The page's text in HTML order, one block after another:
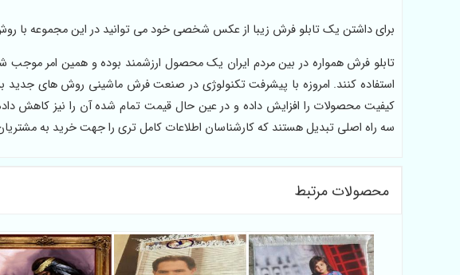
برای داشتن یک تابلو فرش زیبا از عکس شخصی خود می توانید در این مجموعه با
تابلو فرش همواره در بین مردم ایران یک محصول ارزشمند بوده و همین امر موجب
استفاده کنند. امروزه با پیشرفت تکنولوژی در صنعت فرش ماشینی روش های جدید
کیفیت محصولات را افزایش داده و در عین حال قیمت تمام شده آن را نیز
سه راه اصلی تبدیل هستند که کارشناسان اطلاعات کامل تری را جهت خرید به
محصولات مرتبط